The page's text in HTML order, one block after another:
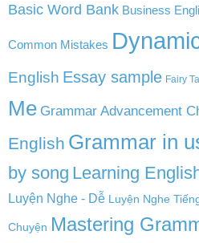
Basic Word Bank Business
Common Mistakes
English Essay sample Fairy
Me Grammar Advancement
English Grammar in
by song Learning
Luyện Nghe - Dễ Luyện Nghe
Chuyện Mastering